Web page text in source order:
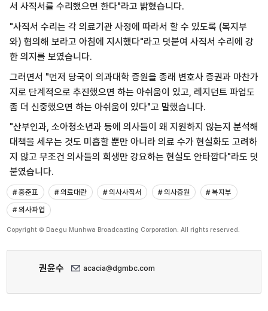
서 사직서를 수리했으면 한다"라고 밝혔습니다.
"사직서 수리는 각 의료기관 사정에 따라서 할 수 있도록 (복지부
와) 협의해 보라고 아침에 지시했다"라고 덧붙여 사직서 수리에 강
한 의지를 보였습니다.
그러면서 "먼저 당국이 의과대학 증원을 종래 변호사 증권과 마찬가
지로 단계적으로 추진했으면 하는 아쉬움이 있고, 레지던트 파업도
좀 더 신중했으면 하는 아쉬움이 있다"고 말했습니다.
"산부인과, 소아청소년과 등에 의사들이 왜 지원하지 않는지 분석해
대책을 세우는 것도 미흡할 뿐만 아니라 의료 수가 현실화도 고려하
지 않고 무조건 의사들의 희생만 강요하는 현실도 안타깝다"라도 덧
붙였습니다.
# 홍준표 # 의료대란 # 의사사직서 # 의사증원
# 복지부
# 의사파업
Copyright © Daegu Munhwa Broadcasting Corporation. All rights reserved.
권윤수 acacia@dgmbc.com